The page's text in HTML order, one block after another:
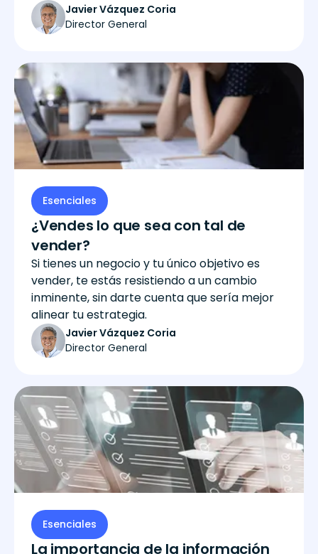
Javier Vázquez Coria
Director General
Esenciales
¿Vendes lo que sea con tal de
vender?
Si tienes un negocio y tu único objetivo es
vender, te estás resistiendo a un cambio
inminente, sin darte cuenta que sería mejor
alinear tu estrategia.
Javier Vázquez Coria
Director General
Esenciales
La importancia de la información